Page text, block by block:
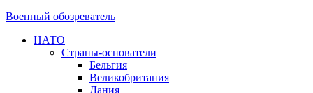
Военный обозреватель
НАТО
Страны-основатели
Бельгия
Великобритания
Дания